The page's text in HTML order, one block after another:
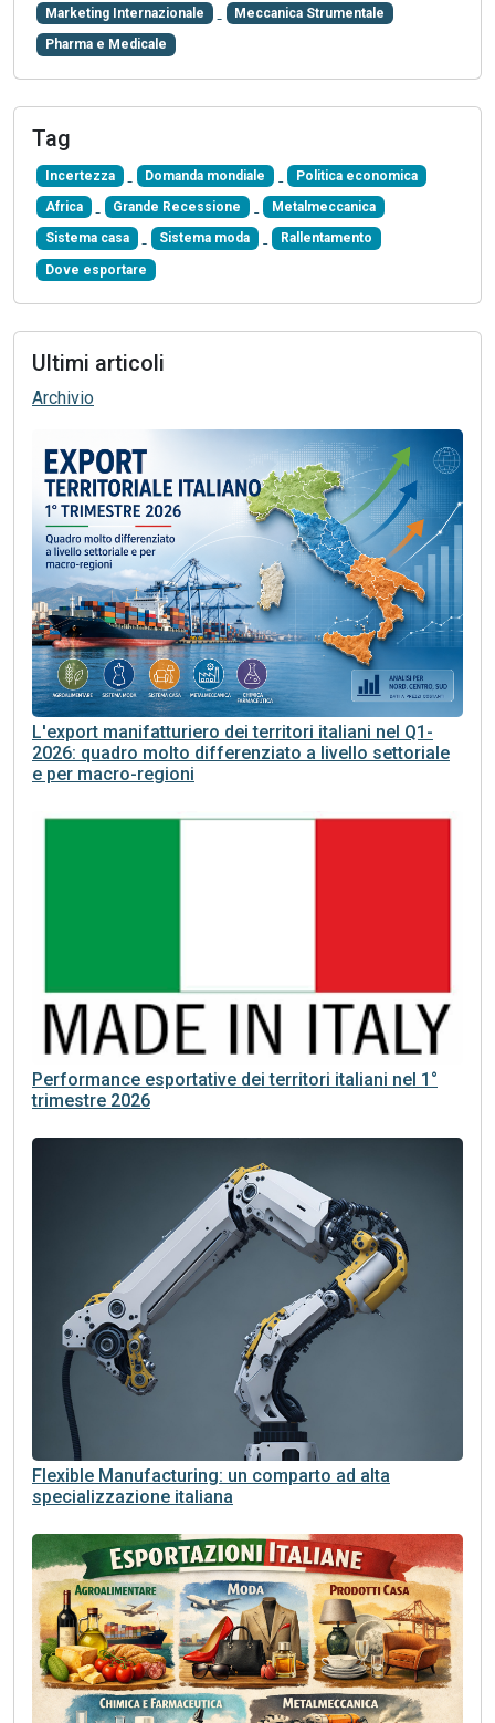
Marketing Internazionale Meccanica Strumentale
Pharma e Medicale
Tag
Incertezza Domanda mondiale Politica economica
Africa Grande Recessione Metalmeccanica
Sistema casa Sistema moda Rallentamento
Dove esportare
Ultimi articoli
Archivio
L'export manifatturiero dei territori italiani nel Q1-
2026: quadro molto differenziato a livello settoriale
e per macro-regioni
Performance esportative dei territori italiani nel 1°
trimestre 2026
Flexible Manufacturing: un comparto ad alta
specializzazione italiana